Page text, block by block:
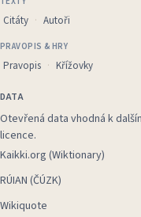
Citáty Autoři
PRAVOPIS & HRY
Pravopis Křížovky
DATA
Otevřená data vhodná k
licence.
Kaikki.org (Wiktionary)
RÚIAN (ČÚZK)
Wikiquote